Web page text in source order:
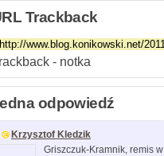
Trackback
- notka
odpowiedź
Krzysztof Kledzik
Griszczuk-Kramnik, remis